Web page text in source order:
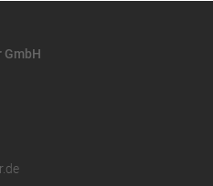
GmbH